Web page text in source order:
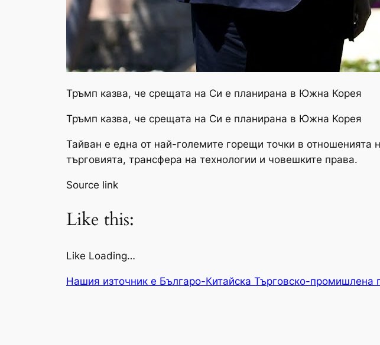
Тръмп казва, че срещата на Си е планирана в Южна Корея
Тръмп казва, че срещата на Си е планирана в Южна Корея
Тайван е една от най-големите горещи точки в
търговията, трансфера на технологии и човешките права.
Source link
Like this:
Like Loading…
Нашия източник е Българо-Китайска Търговско-промишлена